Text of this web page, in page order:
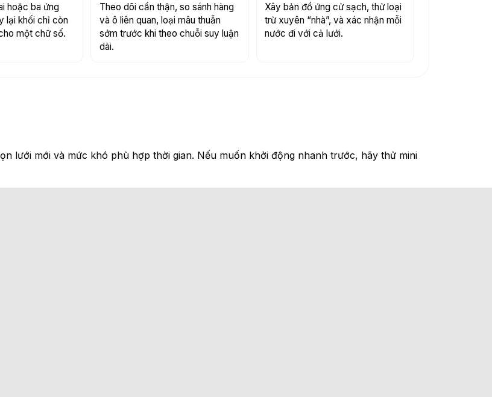
hoặc ba ứng
lại khối chỉ còn
một chữ số.
Theo dõi cẩn thận, so sánh hàng
và ô liên quan, loại mâu thuẫn
sớm trước khi theo chuỗi suy luận
dài.
Xây bản đồ ứng cử sạch, thử loại
trừ xuyên “nhà”, và xác nhận mỗi
nước đi với cả lưới.
lưới mới và mức khó phù hợp thời gian. Nếu muốn khởi động nhanh trước, hãy thử mini